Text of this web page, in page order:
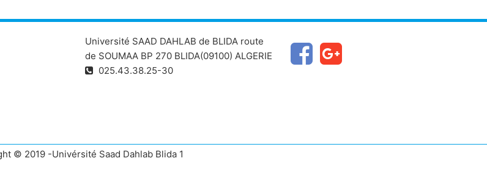
Université SAAD DAHLAB de BLIDA route
de SOUMAA BP 270 BLIDA(09100) ALGERIE
025.43.38.25-30
© 2019 -Univérsité Saad Dahlab Blida 1